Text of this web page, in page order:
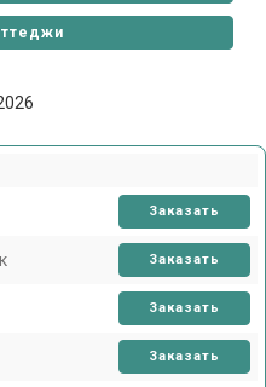
Заказать
Заказать
Заказать
Заказать